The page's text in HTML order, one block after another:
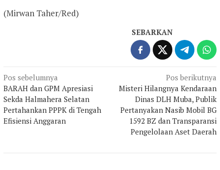
(Mirwan Taher/Red)
SEBARKAN
Navigasi
pos
Pos sebelumnya
BARAH dan GPM Apresiasi
Sekda Halmahera Selatan
Pertahankan PPPK di Tengah
Efisiensi Anggaran
Pos berikutnya
Misteri Hilangnya Kendaraan
Dinas DLH Muba, Publik
Pertanyakan Nasib Mobil BG
1592 BZ dan Transparansi
Pengelolaan Aset Daerah